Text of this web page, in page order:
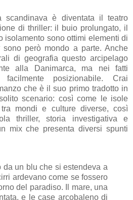
scandinava è diventata il teatro
di thriller: il buio prolungato, il
isolamento sono ottimi elementi di
sono però mondo a parte. Anche
di geografia questo arcipelago
alla Danimarca, ma nei fatti
posizionabile. Crai
che è il suo primo tradotto in
scenario: così come le isole
mondi e culture diverse, così
thriller, storia investigativa e
mix che presenta diversi spunti
da un blu che si estendeva a
ardevano come se fossero
del paradiso. Il mare, una
e le case arcobaleno di